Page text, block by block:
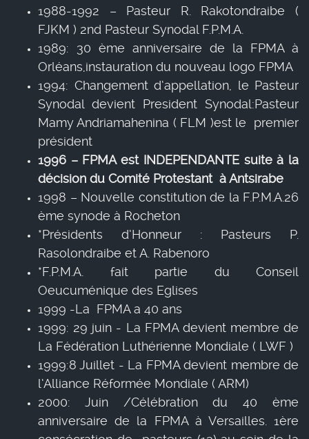
1988-1992 – Pasteur R. Rakotondraibe (
FJKM ) 2nd Pasteur Synodal F.P.M.A.
1989: 30 ème anniversaire de la FPMA à
Orléans,instauration du nouveau logo FPMA
1994: Changement d’appellation, le Pasteur
Synodal devient President Synodal:Pasteur
Mamy Andriamahenina ( FLM )est le premier
président
1996 – FPMA est INDEPENDANTE suite à la
décision du Comité Protestant à Antsirabe
1998 – Nouvelle constitution de la F.P.M.A.26
ème synode à Rocheton
*Présidents d’Honneur : Pasteurs P.
Rasolondraibe et A. Rabenoro
*F.P.M.A. fait partie du Conseil
Oeucuménique des Eglises
1999 -La FPMA a 40 ans
1999: 29 juin - La FPMA devient membre de
La Fédération Luthérienne Mondiale ( LWF )
1999:8 Juillet - La FPMA devient membre de
l’Alliance Réformée Mondiale ( ARM)
2000: Juin /Célébration du 40 ème
anniversaire de la FPMA à Versailles. 1ère